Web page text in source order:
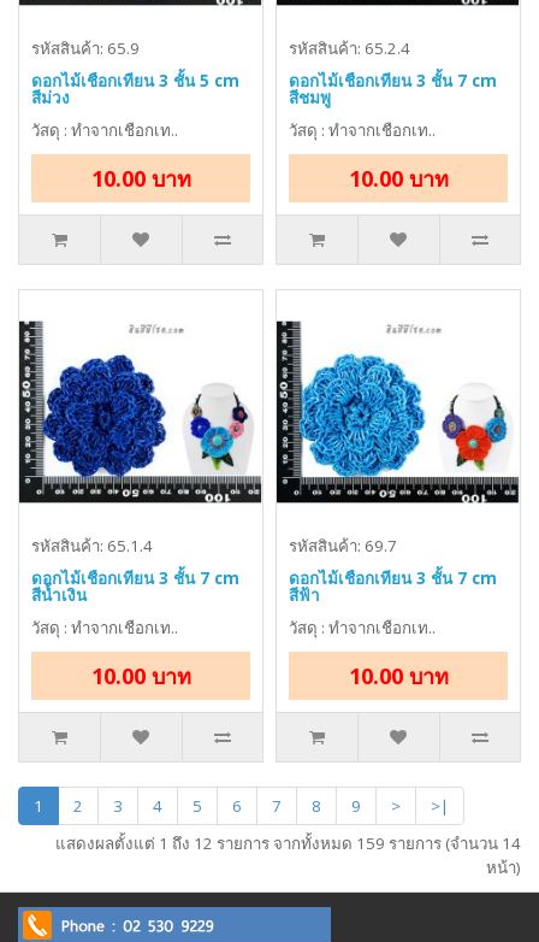
รหัสสินค้า: 65.9
ดอกไม้เชือกเทียน 3 ชั้น 5 cm
สีม่วง
วัสดุ : ทำจากเชือกเท..
10.00 บาท
รหัสสินค้า: 65.2.4
ดอกไม้เชือกเทียน 3 ชั้น 7 cm
สีชมพู
วัสดุ : ทำจากเชือกเท..
10.00 บาท
รหัสสินค้า: 65.1.4
ดอกไม้เชือกเทียน 3 ชั้น 7 cm
สีน้ำเงิน
วัสดุ : ทำจากเชือกเท..
10.00 บาท
รหัสสินค้า: 69.7
ดอกไม้เชือกเทียน 3 ชั้น 7 cm
สีฟ้า
วัสดุ : ทำจากเชือกเท..
10.00 บาท
1 2 3 4 5 6 7 8 9 >
>|
แสดงผลตั้งแต่ 1 ถึง 12 รายการ จากทั้งหมด 159 รายการ (จำนวน 14
หน้า)